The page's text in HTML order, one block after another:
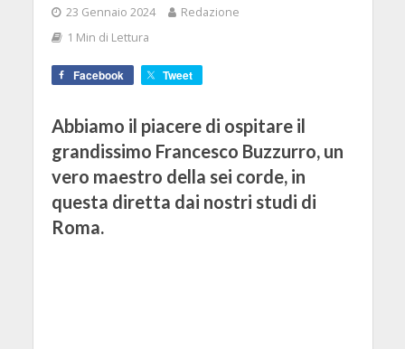
23 Gennaio 2024
Redazione
1 Min di Lettura
Facebook Tweet
Abbiamo il piacere di ospitare il
grandissimo Francesco Buzzurro, un
vero maestro della sei corde, in
questa diretta dai nostri studi di
Roma.